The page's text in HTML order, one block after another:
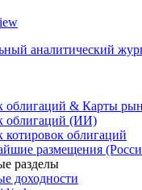
аналитический
облигаций & Карты
облигаций (ИИ)
облигаций